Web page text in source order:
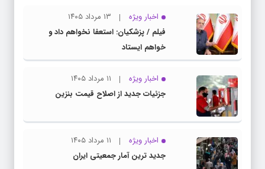
اخبار ویژه
۱۳ مرداد ۱۴۰۵
فیلم / پزشکیان: استعفا نخواهم داد و
خواهم ایستاد
اخبار ویژه
۱۱ مرداد ۱۴۰۵
جزئیات جدید از اصلاح قیمت بنزین
اخبار ویژه
۱۱ مرداد ۱۴۰۵
جدید ترین آمار جمعیتی ایران